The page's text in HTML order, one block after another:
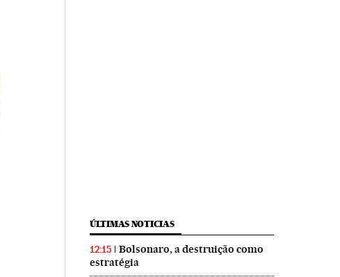
ÚLTIMAS NOTICIAS
12:15
Bolsonaro, a destruição como
estratégia